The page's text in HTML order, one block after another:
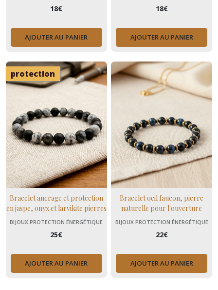
18€
AJOUTER AU PANIER
18€
AJOUTER AU PANIER
protection
Bracelet ancrage et protection
en jaspe, onyx et larvikite pierres
naturelles pour hommes
BIJOUX PROTECTION ÉNERGÉTIQUE
25€
AJOUTER AU PANIER
Bracelet oeil faucon, pierre
naturelle pour l'ouverture
d'esprit, cadeau maman fait
BIJOUX PROTECTION ÉNERGÉTIQUE
22€
AJOUTER AU PANIER